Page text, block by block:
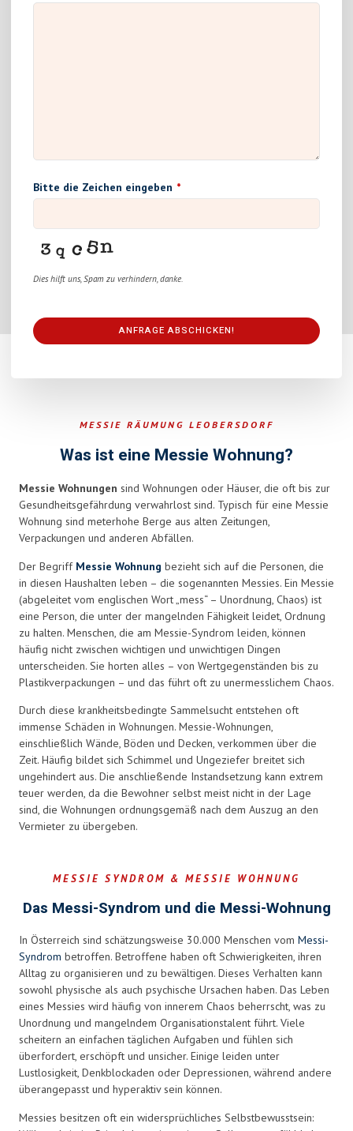
Bitte die Zeichen eingeben *
Dies hilft uns, Spam zu verhindern, danke.
ANFRAGE ABSCHICKEN!
field
blank
MESSIE RÄUMUNG LEOBERSDORF
Was ist eine Messie Wohnung?
Messie Wohnungen sind Wohnungen oder Häuser, die oft bis zur
Gesundheitsgefährdung verwahrlost sind. Typisch für eine Messie
Wohnung sind meterhohe Berge aus alten Zeitungen,
Verpackungen und anderen Abfällen.
Der Begriff Messie Wohnung bezieht sich auf die Personen, die
in diesen Haushalten leben – die sogenannten Messies. Ein Messie
(abgeleitet vom englischen Wort „mess“ – Unordnung, Chaos) ist
eine Person, die unter der mangelnden Fähigkeit leidet, Ordnung
zu halten. Menschen, die am Messie-Syndrom leiden, können
häufig nicht zwischen wichtigen und unwichtigen Dingen
unterscheiden. Sie horten alles – von Wertgegenständen bis zu
Plastikverpackungen – und das führt oft zu unermesslichem Chaos.
Durch diese krankheitsbedingte Sammelsucht entstehen oft
immense Schäden in Wohnungen. Messie-Wohnungen,
einschließlich Wände, Böden und Decken, verkommen über die
Zeit. Häufig bildet sich Schimmel und Ungeziefer breitet sich
ungehindert aus. Die anschließende Instandsetzung kann extrem
teuer werden, da die Bewohner selbst meist nicht in der Lage
sind, die Wohnungen ordnungsgemäß nach dem Auszug an den
Vermieter zu übergeben.
MESSIE SYNDROM & MESSIE WOHNUNG
Das Messi-Syndrom und die Messi-Wohnung
In Österreich sind schätzungsweise 30.000 Menschen vom Messi-
Syndrom betroffen. Betroffene haben oft Schwierigkeiten, ihren
Alltag zu organisieren und zu bewältigen. Dieses Verhalten kann
sowohl physische als auch psychische Ursachen haben. Das Leben
eines Messies wird häufig von innerem Chaos beherrscht, was zu
Unordnung und mangelndem Organisationstalent führt. Viele
scheitern an einfachen täglichen Aufgaben und fühlen sich
überfordert, erschöpft und unsicher. Einige leiden unter
Lustlosigkeit, Denkblockaden oder Depressionen, während andere
überangepasst und hyperaktiv sein können.
Messies besitzen oft ein widersprüchliches Selbstbewusstsein: